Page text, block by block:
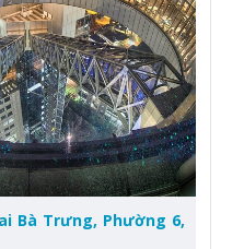
Bà Trưng, Phường 6,